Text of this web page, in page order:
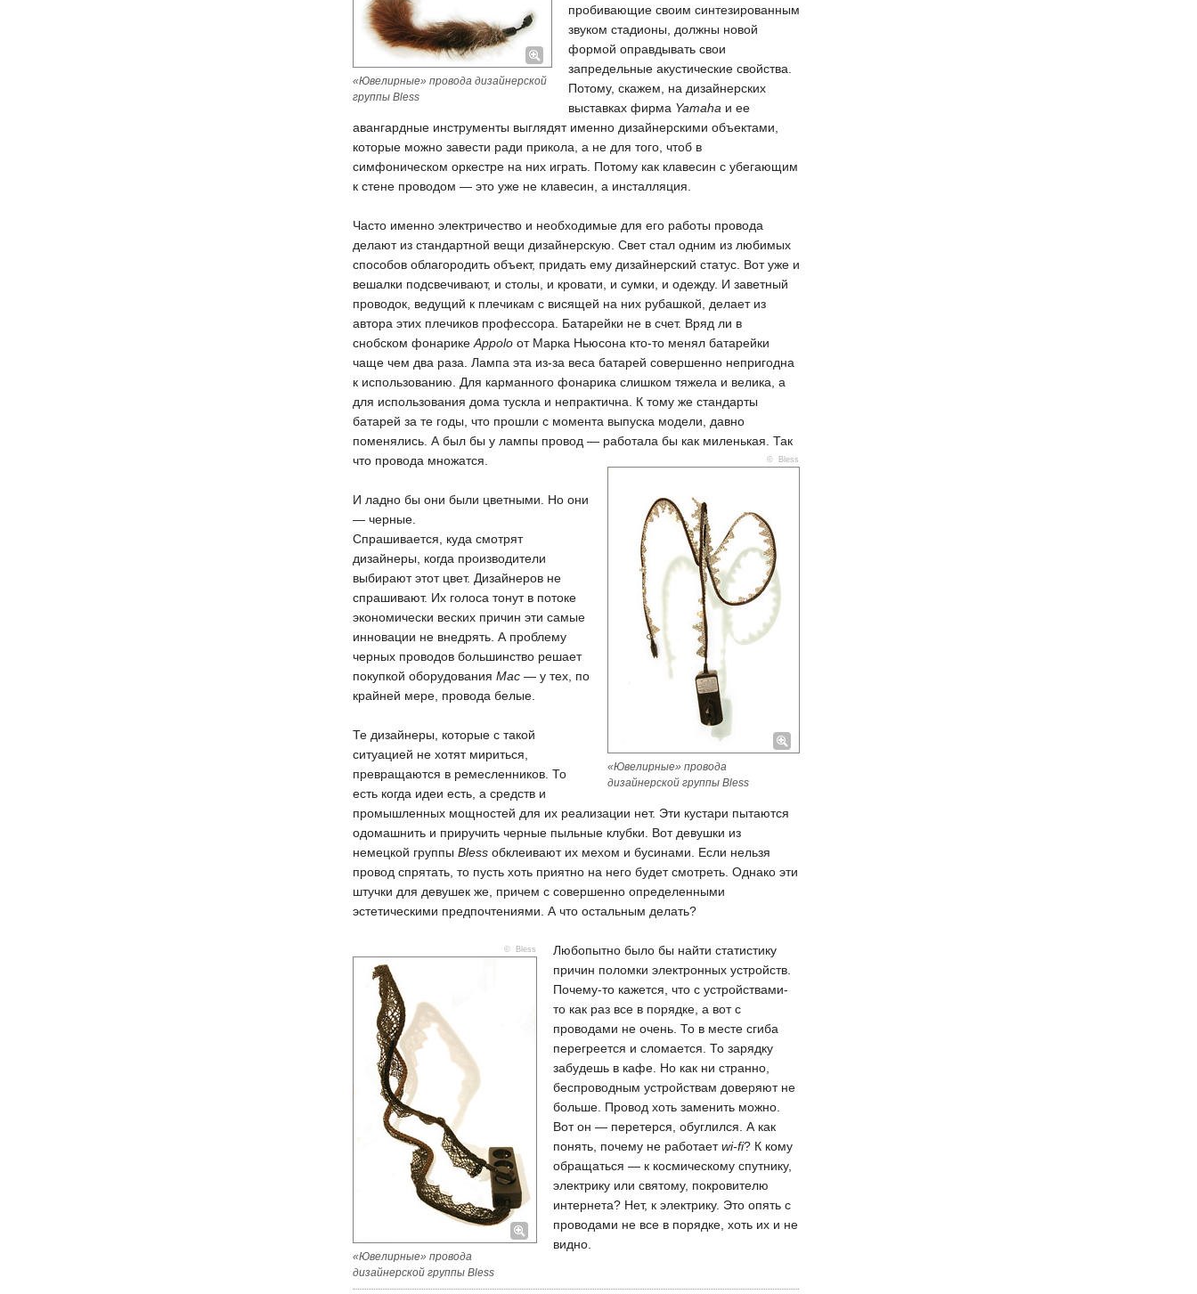
«Ювелирные» провода дизайнерской
группы Bless
пробивающие своим синтезированным
звуком стадионы, должны новой
формой оправдывать свои
запредельные акустические свойства.
Потому, скажем, на дизайнерских
выставках фирма Yamaha и ее
авангардные инструменты выглядят именно дизайнерскими объектами,
которые можно завести ради прикола, а не для того, чтоб в
симфоническом оркестре на них играть. Потому как клавесин с убегающим
к стене проводом — это уже не клавесин, а инсталляция.
Часто именно электричество и необходимые для его работы провода
делают из стандартной вещи дизайнерскую. Свет стал одним из любимых
способов облагородить объект, придать ему дизайнерский статус. Вот уже и
вешалки подсвечивают, и столы, и кровати, и сумки, и одежду. И заветный
проводок, ведущий к плечикам с висящей на них рубашкой, делает из
автора этих плечиков профессора. Батарейки не в счет. Вряд ли в
снобском фонарике Appolo от Марка Ньюсона кто-то менял батарейки
чаще чем два раза. Лампа эта из-за веса батарей совершенно непригодна
к использованию. Для карманного фонарика слишком тяжела и велика, а
для использования дома тускла и непрактична. К тому же стандарты
батарей за те годы, что прошли с момента выпуска модели, давно
поменялись. А был бы у лампы провод — работала бы как миленькая. Так
что провода множатся.
© Bless
«Ювелирные» провода
дизайнерской группы Bless
И ладно бы они были цветными. Но они
— черные.
Спрашивается, куда смотрят
дизайнеры, когда производители
выбирают этот цвет. Дизайнеров не
спрашивают. Их голоса тонут в потоке
экономически веских причин эти самые
инновации не внедрять. А проблему
черных проводов большинство решает
покупкой оборудования Mac — у тех, по
крайней мере, провода белые.
Те дизайнеры, которые с такой
ситуацией не хотят мириться,
превращаются в ремесленников. То
есть когда идеи есть, а средств и
промышленных мощностей для их реализации нет. Эти кустари пытаются
одомашнить и приручить черные пыльные клубки. Вот девушки из
немецкой группы Bless обклеивают их мехом и бусинами. Если нельзя
провод спрятать, то пусть хоть приятно на него будет смотреть. Однако эти
штучки для девушек же, причем с совершенно определенными
эстетическими предпочтениями. А что остальным делать?
© Bless
«Ювелирные» провода
дизайнерской группы Bless
Любопытно было бы найти статистику
причин поломки электронных устройств.
Почему-то кажется, что с устройствами-
то как раз все в порядке, а вот с
проводами не очень. То в месте сгиба
перегреется и сломается. То зарядку
забудешь в кафе. Но как ни странно,
беспроводным устройствам доверяют не
больше. Провод хоть заменить можно.
Вот он — перетерся, обуглился. А как
понять, почему не работаетwi-fi? К кому
обращаться — к космическому спутнику,
электрику или святому, покровителю
интернета? Нет, к электрику. Это опять с
проводами не все в порядке, хоть их и не
видно.